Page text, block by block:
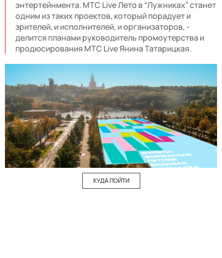
энтертейнмента. МТС Live Лето в “Лужниках” станет
одним из таких проектов, который порадует и
зрителей, и исполнителей, и организаторов, -
делится планами руководитель промоутерства и
продюсирования МТС Live Янина Татарицкая.
КУДА ПОЙТИ